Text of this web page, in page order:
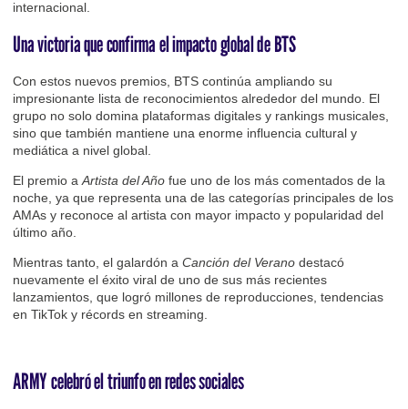
internacional.
Una victoria que confirma el impacto global de BTS
Con estos nuevos premios, BTS continúa ampliando su
impresionante lista de reconocimientos alrededor del mundo. El
grupo no solo domina plataformas digitales y rankings musicales,
sino que también mantiene una enorme influencia cultural y
mediática a nivel global.
El premio a Artista del Año fue uno de los más comentados de la
noche, ya que representa una de las categorías principales de los
AMAs y reconoce al artista con mayor impacto y popularidad del
último año.
Mientras tanto, el galardón a Canción del Verano destacó
nuevamente el éxito viral de uno de sus más recientes
lanzamientos, que logró millones de reproducciones, tendencias
en TikTok y récords en streaming.
ARMY celebró el triunfo en redes sociales